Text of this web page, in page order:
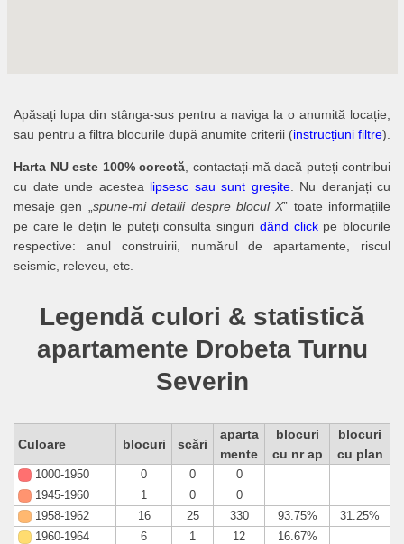
Apăsați lupa din stânga-sus pentru a naviga la o anumită locație,
sau pentru a filtra blocurile după anumite criterii (instrucțiuni filtre).
Harta NU este 100% corectă , contactați-mă dacă puteți contribui
cu date unde acestea lipsesc sau sunt greșite. Nu deranjați cu
mesaje gen „ spune-mi detalii despre blocul X” toate informațiile
pe care le dețin le puteți consulta singuri dând clickpe blocurile
respective: anul construirii, numărul de apartamente, riscul
seismic, releveu, etc.
Legendă culori & statistică
apartamente Drobeta Turnu
Severin
Culoare blocuri scări
aparta
mente
blocuri
cu nr ap
blocuri
cu plan
1000-1950 0 0
0
1945-1960
1 0
0
1958-1962
16 25 330 93.75%
31.25%
1960-1964
6 1 12
16.67%